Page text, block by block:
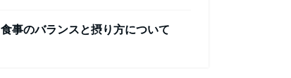
食事のバランスと摂り方について